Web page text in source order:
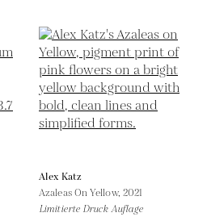
Alex Katz
Azaleas On Yellow, 2021
Limitierte Druck Auflage